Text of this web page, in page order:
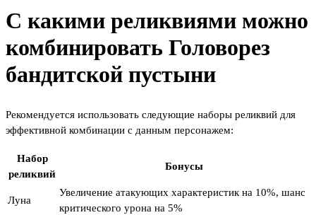
С какими реликвиями можно
комбинировать Головорез
бандитской пустыни
Рекомендуется использовать следующие наборы реликвий для
эффективной комбинации с данным персонажем:
Набор
реликвий
Бонусы
Луна
Увеличение атакующих характеристик на 10%, шанс
критического урона на 5%